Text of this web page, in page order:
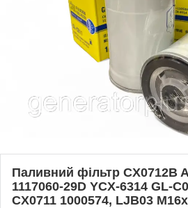
Паливний фільтр CX0712B
1117060-29D YCX-6314 GL-
CX0711 1000574, LJB03